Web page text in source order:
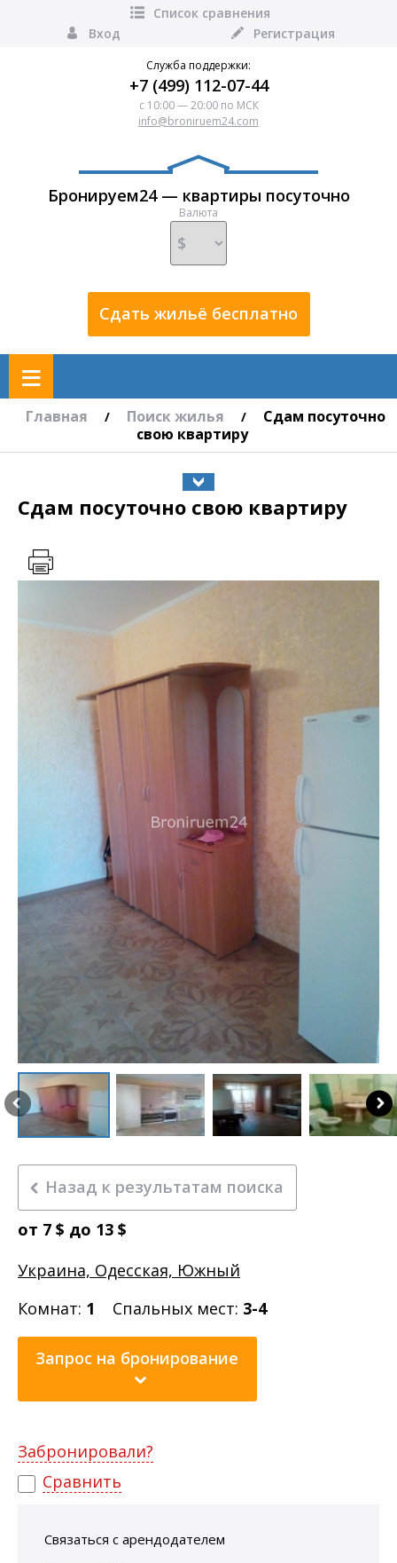
Список сравнения
Вход
Регистрация
Служба поддержки:
+7 (499) 112-07-44
с 10:00 — 20:00 по МСК
info@broniruem24.com
Бронируем24 — квартиры посуточно
Валюта
Сдать жильё бесплатно
≡
Главная / Поиск жилья /
Сдам посуточно
свою квартиру
Сдам посуточно свою квартиру
Назад к результатам поиска
от 7 $ до 13 $
Украина, Одесская, Южный
Комнат: 1 Спальных мест: 3-4
Запрос на бронирование
Забронировали?
Сравнить
Связаться с арендодателем